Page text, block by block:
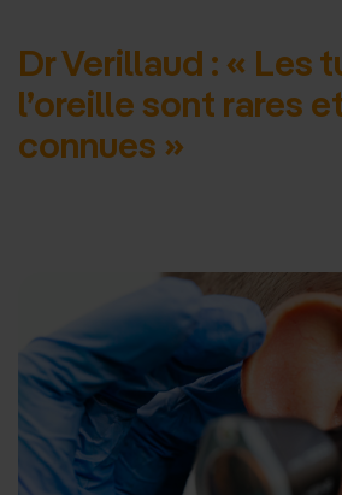
Dr Verillaud : « Les
l’oreille sont rares
connues »